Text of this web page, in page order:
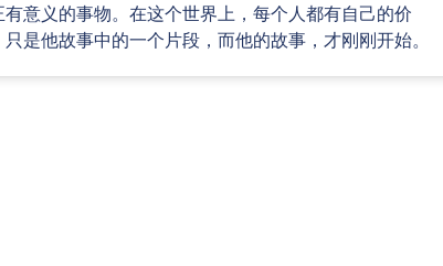
意义的事物。在这个世界上，每个人都有自己的价
是他故事中的一个片段，而他的故事，才刚刚开始。